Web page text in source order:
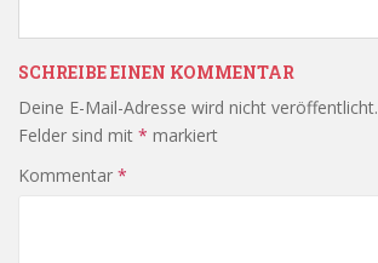
SCHREIBE EINEN KOMMENTAR
Deine E-Mail-Adresse wird nicht veröffentlicht.
Felder sind mit * markiert
Kommentar *